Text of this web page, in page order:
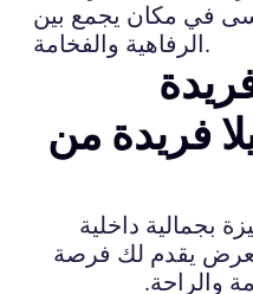
في مكان يجمع بين
الرفاهية والفخامة.
فريدة من
بجمالية داخلية
يقدم لك فرصة
والراحة.